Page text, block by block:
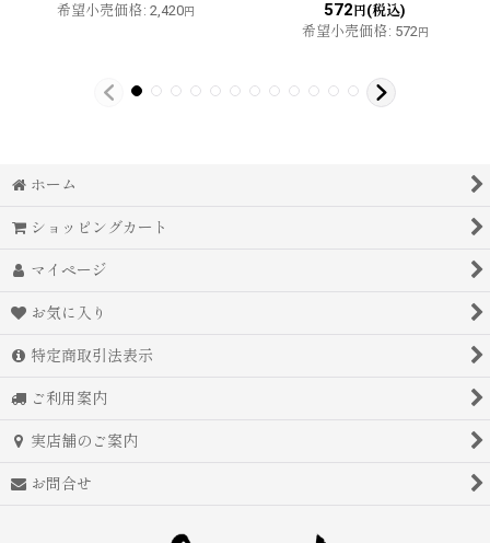
希望小売価格: 2,420円 572 円(税込)
希望小売価格: 572 円
ホーム
ショッピングカート
マイページ
お気に入り
特定商取引法表示
ご利用案内
実店舗のご案内
お問合せ